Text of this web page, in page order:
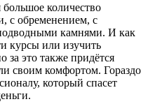
количество
с обременением, с
камнями. И как
курсы или изучить
за это также придётся
своим комфортом. Гораздо
который спасет